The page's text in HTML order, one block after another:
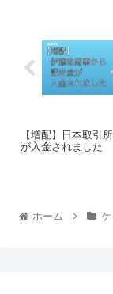
【増配】日本取引
が入金されました
ホーム ケ